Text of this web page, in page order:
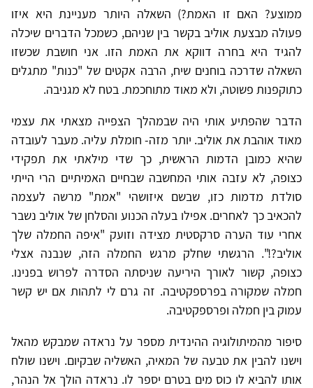
ממוצע? האם זו האמת?) השאלה היותר מעניינת היא איזו
פעולה מבצעת אוליב בקשר בין שניהם, כשמכל הדברים שיכלה
להגיד היא בחרה דווקא את האמת הזו. אני חושבת שכשזו
השאלה שדרכה בוחנים שיח, הרבה אקטים של "כנות" מתגלים
כתוקפנות פשוטה, ולא מאוד מתוחכמת. בטח לא מגניבה.
הדבר שהפתיע אותי היה שבמהלך הצפייה מצאתי את עצמי
מאוד אוהבת את אוליב. יותר מזה- חומלת עליה. מעבר לעובדה
שהיא כמובן הדמות הראשית, כך שדי מילאתי את תפקידי
כצופה, לא עזבה אותי המחשבה שבחיים האמיתיים הרי הייתי
סולדת מדמות כזו, שבשם איזושהי "אמת" מרשה לעצמה
להכאיב כך לאחרים. אפילו בעלה הכנוע והסלחן של אוליב נשבר
אחרי עוד הערה סרקסטית מצידה וזועק "איפה החמלה שלך
אוליב?!". הרגשתי שחלק מרגש החמלה הזה, שנבנה אצלי
כצופה, קשור לאורך היריעה שניסתה הסדרה לפרוש בפנינו.
חמלה שמקורה בפרספקטיבה. זה גרם לי לתהות אם יש קשר
עמוק בין חמלה ופרספקטיבה.
סיפור מהמיתולוגיה ההינדית מספר על נראדה שמבקש מהאל
וישנו להבין את טבעה של המאיה, האשליה שבקיום. וישנו שולח
אותו להביא לו כוס מים בטרם יספר לו. נראדה הולך אל הנהר,